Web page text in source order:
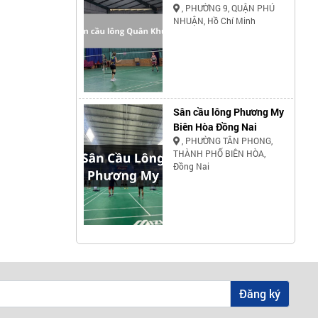
, PHƯỜNG 9, QUẬN PHÚ
NHUẬN, Hồ Chí Minh
Sân cầu lông Phương My
Biên Hòa Đồng Nai
, PHƯỜNG TÂN PHONG,
THÀNH PHỐ BIÊN HÒA,
Đồng Nai
Đăng ký